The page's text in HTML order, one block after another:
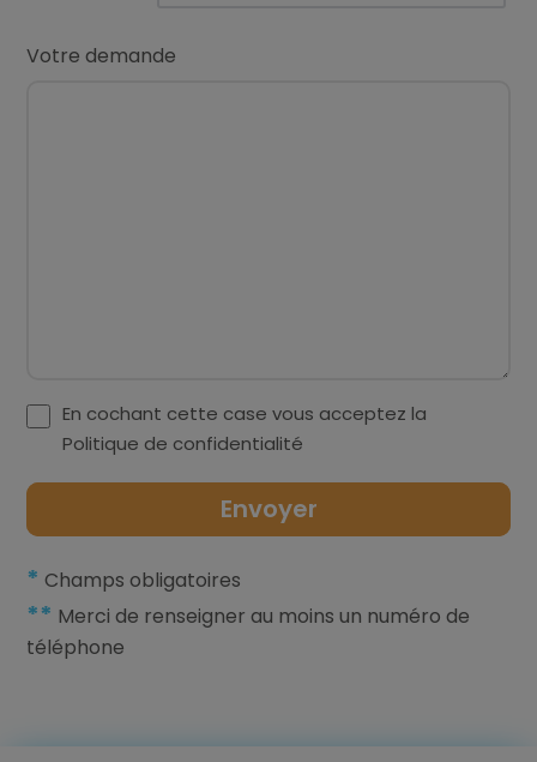
Votre demande
En cochant cette case vous acceptez la
Politique de confidentialité
* Champs obligatoires
** Merci de renseigner au moins un numéro de
téléphone